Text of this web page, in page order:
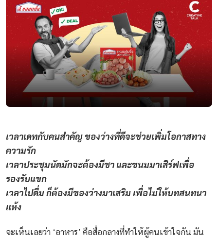
เวลาเดทกับคนสำคัญ ของว่างที่ดีจะช่วยเพิ่มโอกาสทาง
ความรัก
เวลาประชุมนัดมักจะต้องมีชา และขนมมาเสิร์ฟเพื่อ
รองรับแขก
เวลาไปดื่ม ก็ต้องมีของว่างมาเสริม เพื่อไม่ให้บทสนทนา
แห้ง
จะเห็นเลยว่า ‘อาหาร’ คือสื่อกลางที่ทำให้ผู้คนเข้าใจกัน มัน